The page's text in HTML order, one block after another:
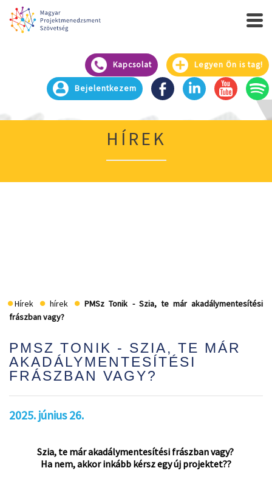
Kapcsolat Legyen Ön is tag!
Bejelentkezem
HÍREK
Hírek hírek
PMSz Tonik - Szia, te már akadálymentesítési
frászban vagy?
PMSZ TONIK - SZIA, TE MÁR
AKADÁLYMENTESÍTÉSI
FRÁSZBAN VAGY?
2025. június 26.
Szia, te már akadálymentesítési frászban vagy?
Ha nem, akkor inkább kérsz egy új projektet??